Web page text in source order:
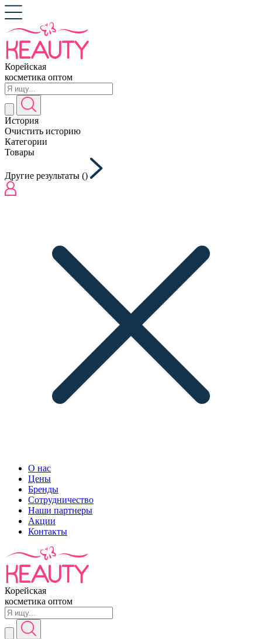
Корейская
косметика оптом
История
Очистить историю
Категории
Товары
Другие результаты ()
О нас
Цены
Бренды
Сотрудничество
Наши партнеры
Акции
Контакты
Корейская
косметика оптом